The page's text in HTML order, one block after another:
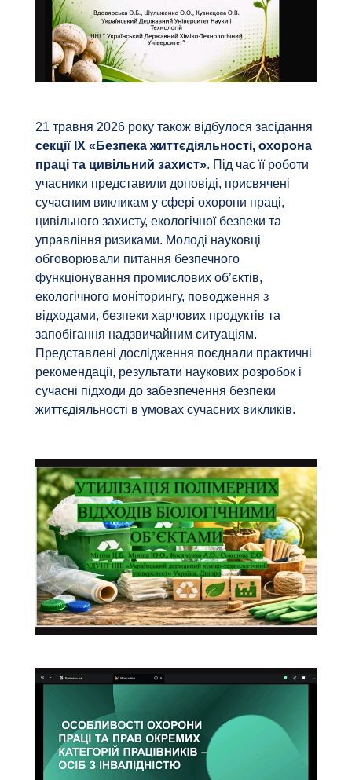
21 травня 2026 року також відбулося засідання
секції ІX «Безпека життєдіяльності, охорона
праці та цивільний захист». Під час її роботи
учасники представили доповіді, присвячені
сучасним викликам у сфері охорони праці,
цивільного захисту, екологічної безпеки та
управління ризиками. Молоді науковці
обговорювали питання безпечного
функціонування промислових об’єктів,
екологічного моніторингу, поводження з
відходами, безпеки харчових продуктів та
запобігання надзвичайним ситуаціям.
Представлені дослідження поєднали практичні
рекомендації, результати наукових розробок і
сучасні підходи до забезпечення безпеки
життєдіяльності в умовах сучасних викликів.